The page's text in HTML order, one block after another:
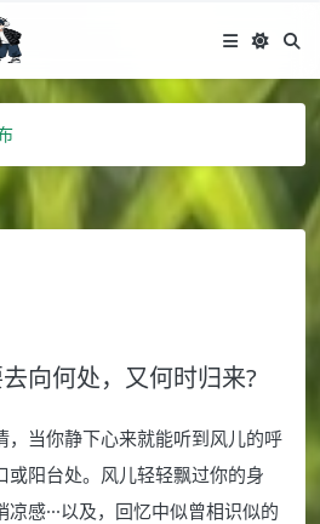
记"
APP上线
记"
APP上线
向何处，又何时归来?
，当你静下心来就能听到风儿的呼
或阳台处。风儿轻轻飘过你的身
感···以及，回忆中似曾相识似的